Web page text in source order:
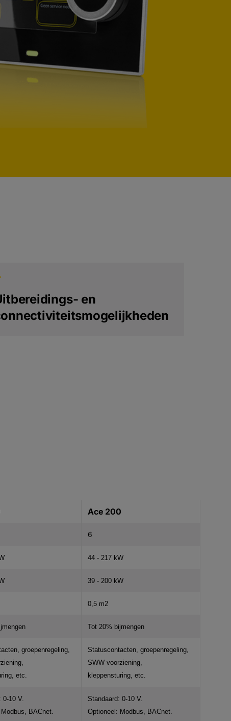
en
Ace 200
6
44 - 217 kW
39 - 200 kW
0,5 m2
Tot 20% bijmengen
groepenregeling,
etc.
Statuscontacten, groepenregeling,
SWW voorziening,
kleppensturing, etc.
0-10 V.
BACnet.
Standaard: 0-10 V.
Optioneel: Modbus, BACnet.